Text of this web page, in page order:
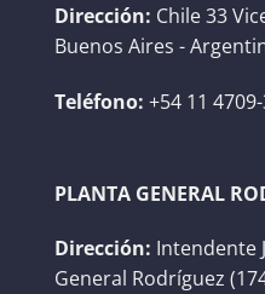
Dirección: Chile 33
Buenos Aires -
Teléfono: +54 11
PLANTA GENERAL
Dirección: Intendente
General Rodríguez